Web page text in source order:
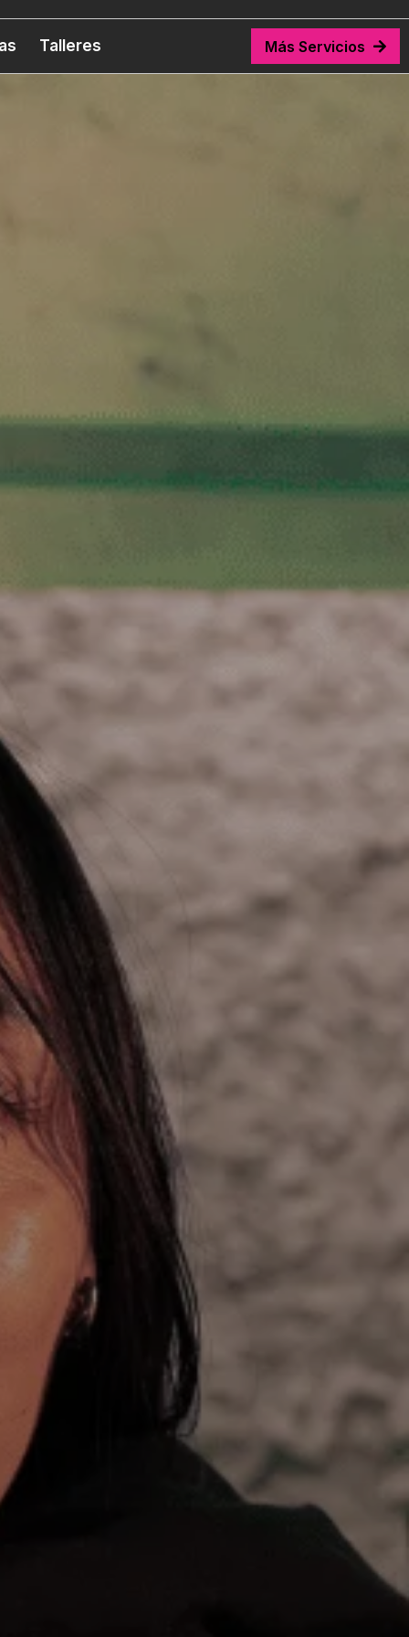
Talleres Más Servicios